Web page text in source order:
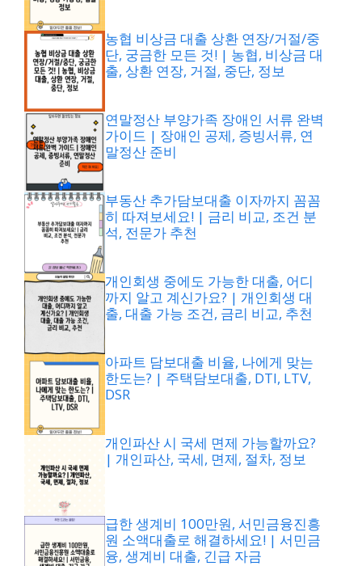
농협 비상금 대출 상환 연장/거절/중
단, 궁금한 모든 것! | 농협, 비상금 대
출, 상환 연장, 거절, 중단, 정보
연말정산 부양가족 장애인 서류 완벽
가이드 | 장애인 공제, 증빙서류, 연
말정산 준비
부동산 추가담보대출 이자까지 꼼꼼
히 따져보세요! | 금리 비교, 조건 분
석, 전문가 추천
개인회생 중에도 가능한 대출, 어디
까지 알고 계신가요? | 개인회생 대
출, 대출 가능 조건, 금리 비교, 추천
아파트 담보대출 비율, 나에게 맞는
한도는? | 주택담보대출, DTI, LTV,
DSR
개인파산 시 국세 면제 가능할까요?
| 개인파산, 국세, 면제, 절차, 정보
급한 생계비 100만원, 서민금융진흥
원 소액대출로 해결하세요! | 서민금
융, 생계비 대출, 긴급 자금